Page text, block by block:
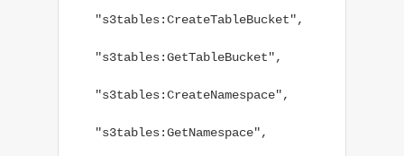
"s3tables:CreateTableBucket",
"s3tables:GetTableBucket",
"s3tables:CreateNamespace",
"s3tables:GetNamespace",